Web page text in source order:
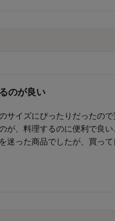
のが良い
サイズにぴったりだったの
が、料理するのに便利で良い
迷った商品でしたが、買って